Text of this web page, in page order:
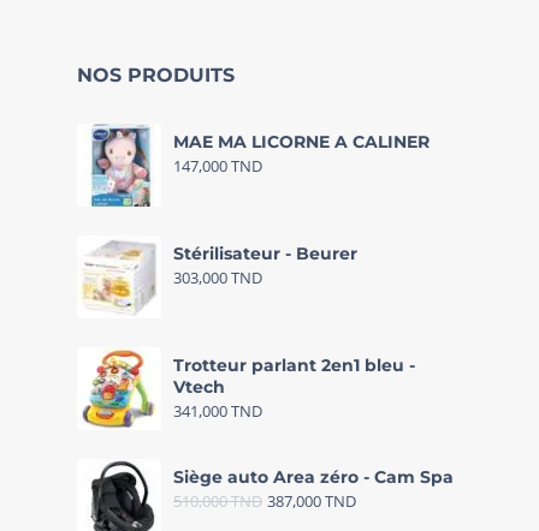
NOS PRODUITS
MAE MA LICORNE A CALINER
147,000TND
Stérilisateur - Beurer
303,000TND
Trotteur parlant 2en1 bleu -
Vtech
341,000TND
Siège auto Area zéro - Cam Spa
510,000TND 387,000TND